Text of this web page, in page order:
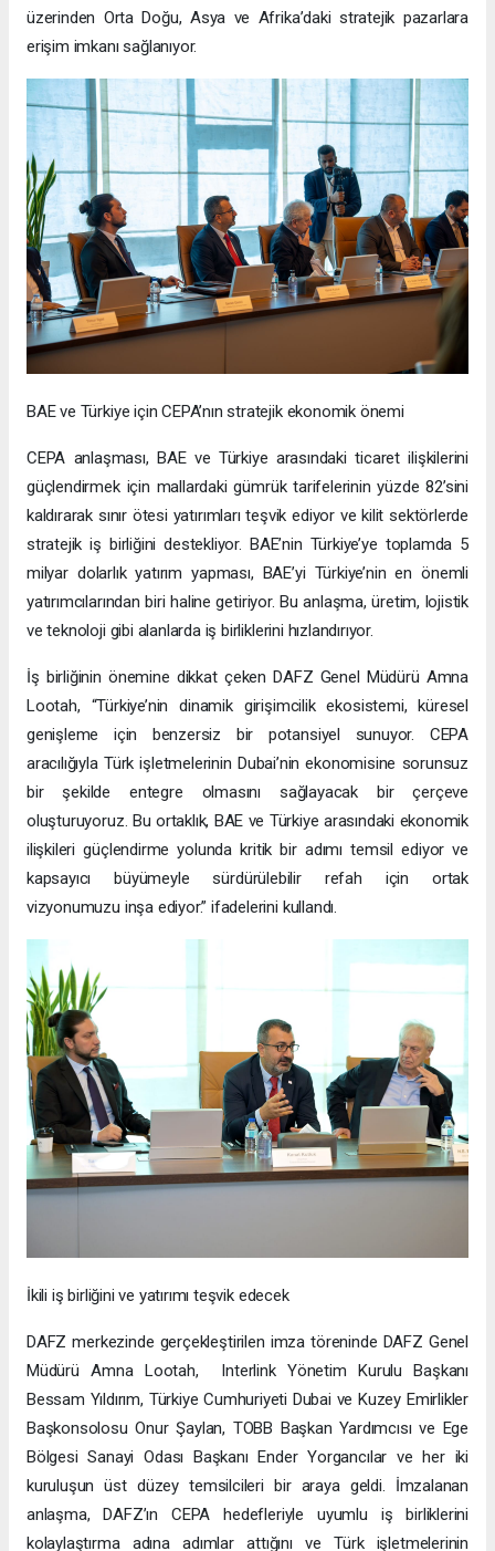
üzerinden Orta Doğu, Asya ve Afrika’daki stratejik pazarlara
erişim imkanı sağlanıyor.
BAE ve Türkiye için CEPA’nın stratejik ekonomik önemi
CEPA anlaşması, BAE ve Türkiye arasındaki ticaret ilişkilerini
güçlendirmek için mallardaki gümrük tarifelerinin yüzde 82’sini
kaldırarak sınır ötesi yatırımları teşvik ediyor ve kilit sektörlerde
stratejik iş birliğini destekliyor. BAE’nin Türkiye’ye toplamda 5
milyar dolarlık yatırım yapması, BAE’yi Türkiye’nin en önemli
yatırımcılarından biri haline getiriyor. Bu anlaşma, üretim, lojistik
ve teknoloji gibi alanlarda iş birliklerini hızlandırıyor.
İş birliğinin önemine dikkat çeken DAFZ Genel Müdürü Amna
Lootah, “Türkiye’nin dinamik girişimcilik ekosistemi, küresel
genişleme için benzersiz bir potansiyel sunuyor. CEPA
aracılığıyla Türk işletmelerinin Dubai’nin ekonomisine sorunsuz
bir şekilde entegre olmasını sağlayacak bir çerçeve
oluşturuyoruz. Bu ortaklık, BAE ve Türkiye arasındaki ekonomik
ilişkileri güçlendirme yolunda kritik bir adımı temsil ediyor ve
kapsayıcı büyümeyle sürdürülebilir refah için ortak
vizyonumuzu inşa ediyor.” ifadelerini kullandı.
İkili iş birliğini ve yatırımı teşvik edecek
DAFZ merkezinde gerçekleştirilen imza töreninde DAFZ Genel
Müdürü Amna Lootah, Interlink Yönetim Kurulu Başkanı
Bessam Yıldırım, Türkiye Cumhuriyeti Dubai ve Kuzey Emirlikler
Başkonsolosu Onur Şaylan, TOBB Başkan Yardımcısı ve Ege
Bölgesi Sanayi Odası Başkanı Ender Yorgancılar ve her iki
kuruluşun üst düzey temsilcileri bir araya geldi. İmzalanan
anlaşma, DAFZ’ın CEPA hedefleriyle uyumlu iş birliklerini
kolaylaştırma adına adımlar attığını ve Türk işletmelerinin